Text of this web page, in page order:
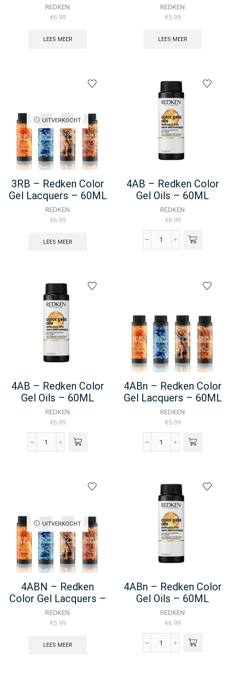
REDKEN
€6.99
LEES MEER
REDKEN
€5.99
LEES MEER
UITVERKOCHT
3RB – Redken Color
Gel Lacquers – 60ML
REDKEN
€6.99
LEES MEER
4AB – Redken Color
Gel Oils – 60ML
REDKEN
€6.99
4AB
aantal
4AB – Redken Color
Gel Oils – 60ML
REDKEN
€6.99
4AB
aantal
4ABn – Redken Color
Gel Lacquers – 60ML
REDKEN
€5.99
4ABn
Gel
Lacquers
-
60ML
aantal
UITVERKOCHT
4ABN – Redken
Color Gel Lacquers –
60ML
REDKEN
€5.99
LEES MEER
4ABn – Redken Color
Gel Oils – 60ML
REDKEN
€6.99
4ABn